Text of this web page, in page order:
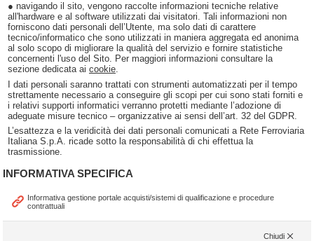
● navigando il sito, vengono raccolte informazioni tecniche relative
all'hardware e al software utilizzati dai visitatori. Tali informazioni non
forniscono dati personali dell’Utente, ma solo dati di carattere
tecnico/informatico che sono utilizzati in maniera aggregata ed anonima
al solo scopo di migliorare la qualità del servizio e fornire statistiche
concernenti l'uso del Sito. Per maggiori informazioni consultare la
sezione dedicata ai cookie.
I dati personali saranno trattati con strumenti automatizzati per il tempo
strettamente necessario a conseguire gli scopi per cui sono stati forniti e
i relativi supporti informatici verranno protetti mediante l’adozione di
adeguate misure tecnico – organizzative ai sensi dell’art. 32 del GDPR.
L’esattezza e la veridicità dei dati personali comunicati a Rete Ferroviaria
Italiana S.p.A. ricade sotto la responsabilità di chi effettua la
trasmissione.
INFORMATIVA SPECIFICA
Informativa gestione portale acquisti/sistemi di qualificazione e procedure
contrattuali
Chiudi